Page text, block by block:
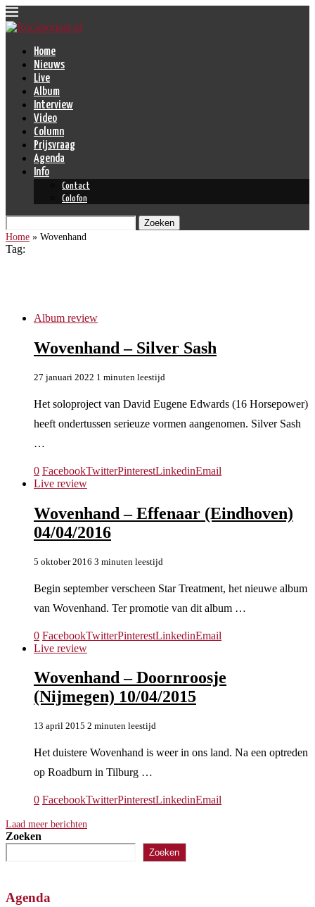
Home
Nieuws
Live
Album
Interview
Video
Column
Prijsvraag
Agenda
Info
Contact
Colofon
Zoeken
Home » Wovenhand
Tag:
Album review
Wovenhand – Silver Sash
27 januari 2022 1 minuten leestijd
Het soloproject van David Eugene Edwards (16 Horsepower)
heeft ondertussen serieuze vormen aangenomen. Silver Sash
…
0 FacebookTwitterPinterestLinkedinEmail
Live review
Wovenhand – Effenaar (Eindhoven)
04/04/2016
5 oktober 2016 3 minuten leestijd
Begin september verscheen Star Treatment, het nieuwe album
van Wovenhand. Ter promotie van dit album …
0 FacebookTwitterPinterestLinkedinEmail
Live review
Wovenhand – Doornroosje
(Nijmegen) 10/04/2015
13 april 2015 2 minuten leestijd
Het duistere Wovenhand is weer in ons land. Na een optreden
op Roadburn in Tilburg …
0 FacebookTwitterPinterestLinkedinEmail
Laad meer berichten
Zoeken
Zoeken
Agenda